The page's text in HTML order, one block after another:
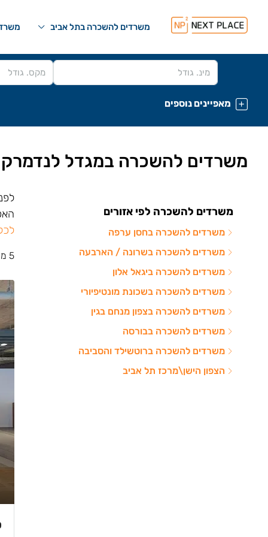
משרדים להשכרה בתל אביב
מאפיינים נוספים
משרדים להשכרה במגדל לנדמרק
5 משרדים
משרדים להשכרה לפי אזורים
משרדים להשכרה בחסן ערפה
משרדים להשכרה בשרונה / הארבעה
משרדים להשכרה ביגאל אלון
משרדים להשכרה בשכונת מונטיפיורי
משרדים להשכרה בצפון מנחם בגין
משרדים להשכרה בבורסה
משרדים להשכרה ברוטשילד והסביבה
הצפון הישן\מרכז תל אביב